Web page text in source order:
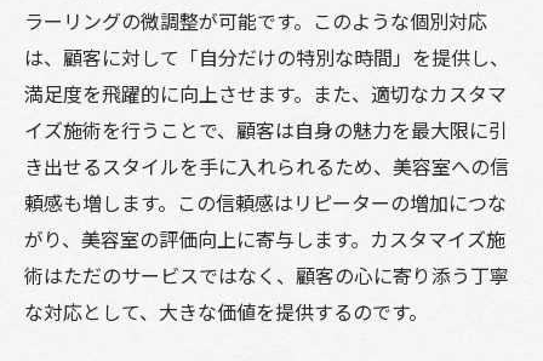
ラーリングの微調整が可能です。このような個別対応
は、顧客に対して「自分だけの特別な時間」を提供し、
満足度を飛躍的に向上させます。また、適切なカスタマ
イズ施術を行うことで、顧客は自身の魅力を最大限に引
き出せるスタイルを手に入れられるため、美容室への信
頼感も増します。この信頼感はリピーターの増加につな
がり、美容室の評価向上に寄与します。カスタマイズ施
術はただのサービスではなく、顧客の心に寄り添う丁寧
な対応として、大きな価値を提供するのです。